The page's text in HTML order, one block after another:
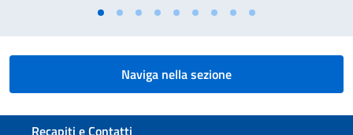
Naviga nella sezione
Recapiti e Contatti